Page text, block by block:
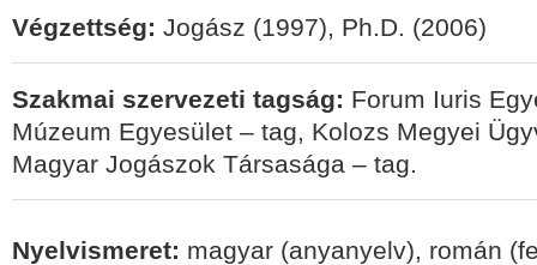
Végzettség: Jogász (1997), Ph.D. (2006)
Szakmai szervezeti tagság: Forum Iuris
Múzeum Egyesület – tag, Kolozs Megyei
Magyar Jogászok Társasága – tag.
Nyelvismeret: magyar (anyanyelv), román